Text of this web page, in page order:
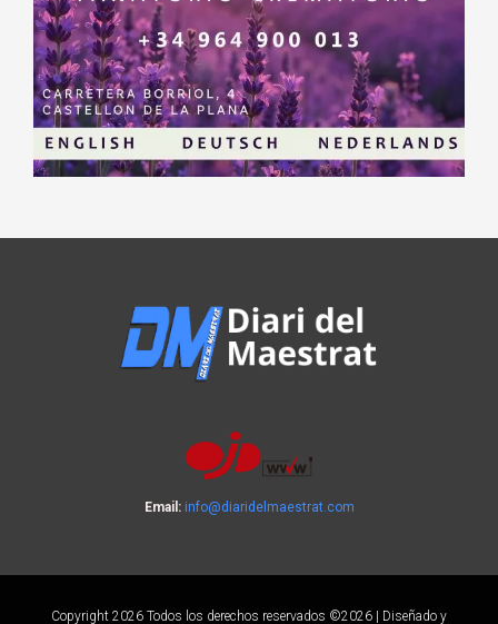
Email: info@diaridelmaestrat.com
Copyright 2026 Todos los derechos reservados ©2026 | Diseñado y